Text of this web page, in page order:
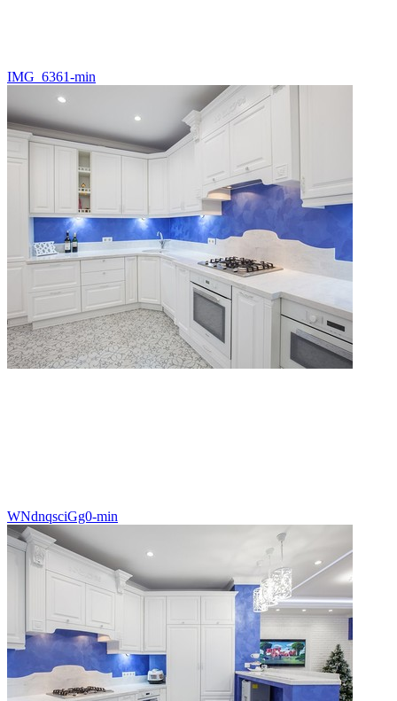
IMG_6361-min
WNdnqsciGg0-min